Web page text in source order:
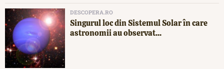
DESCOPERA.RO
Singurul loc din Sistemul Solar în care
astronomii au observat...